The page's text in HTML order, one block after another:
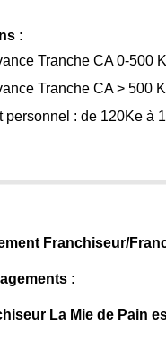
:
Tranche CA 0-500
Tranche CA > 500
personnel : de 120Ke à
Franchiseur/
:
La Mie de Pain